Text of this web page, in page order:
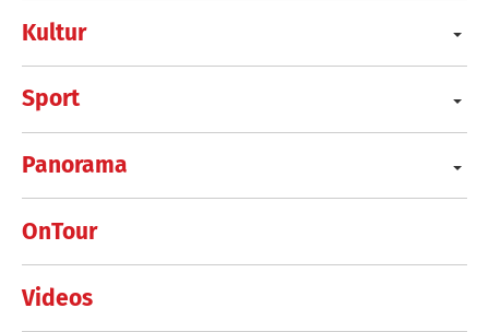
Kultur
Sport
Panorama
OnTour
Videos